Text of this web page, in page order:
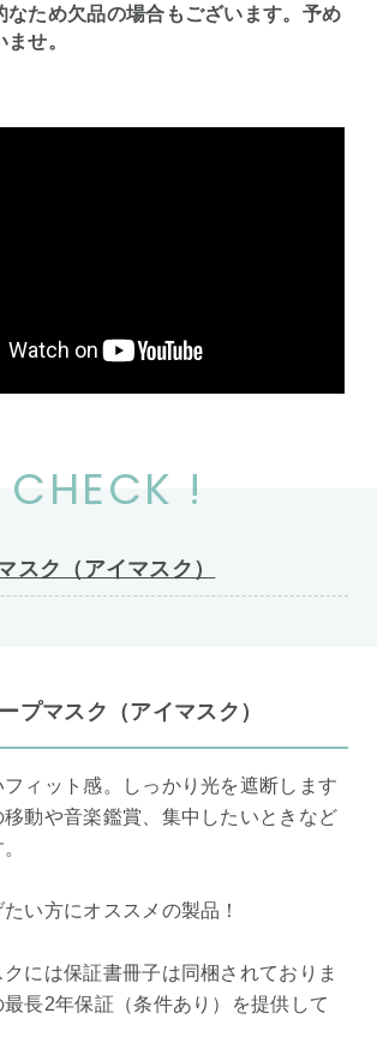
ため欠品の場合もございます。予め
せ。
CHECK !
スク（アイマスク）
プマスク（アイマスク）
ィット感。しっかり光を遮断します
動や音楽鑑賞、集中したいときなど
い方にオススメの製品！
には保証書冊子は同梱されておりま
長2年保証（条件あり）を提供して